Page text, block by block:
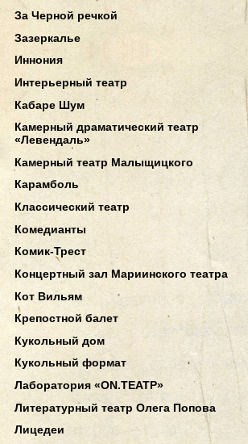
За Черной речкой
Зазеркалье
Иннония
Интерьерный театр
Кабаре Шум
Камерный драматический театр
«Левендаль»
Камерный театр Малыщицкого
Карамболь
Классический театр
Комедианты
Комик-Трест
Концертный зал Мариинского театра
Кот Вильям
Крепостной балет
Кукольный дом
Кукольный формат
Лаборатория «ON.ТЕАТР»
Литературный театр Олега Попова
Лицедеи